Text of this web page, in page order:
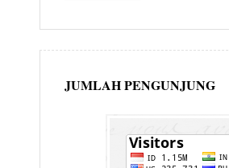
JUMLAH PENGUNJUNG